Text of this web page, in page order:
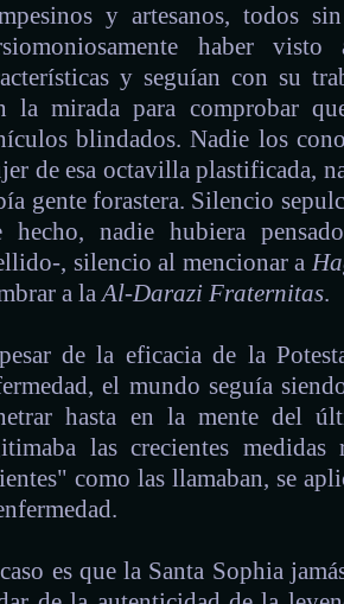
y artesanos, todos
haber
y seguían con su
la mirada para comprobar
blindados. Nadie los
de esa octavilla plastificada,
gente forastera. Silencio
hecho, nadie hubiera
, silencio al mencionar a
a laAl-Darazi Fraternitas.
de la eficacia de la
el mundo seguía
hasta en la mente del
las crecientes
como las llamaban, se
es que la Santa Sophia